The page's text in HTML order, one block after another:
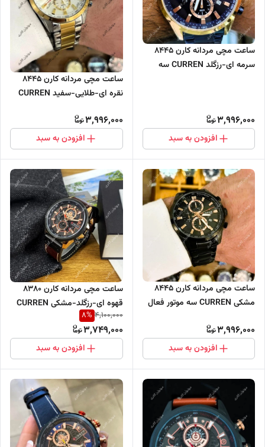
ساعت مچی مردانه کارن 8445
سرمه ای-رزگلد CURREN سه
3,996,000
افزودن به سبد
ساعت مچی مردانه کارن 8445
نقره ای-طلایی-سفید CURREN
3,996,000
افزودن به سبد
ساعت مچی مردانه کارن 8445
مشکی CURREN سه موتور فعال
3,996,000
افزودن به سبد
ساعت مچی مردانه کارن 8380
قهوه ای-رزگلد-مشکی CURREN
سه موتور فعال
4,100,000
8%
3,749,000
افزودن به سبد